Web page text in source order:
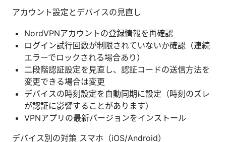
アカウント設定とデバイスの見直し
NordVPNアカウントの登録情報を再確認
ログイン試行回数が制限されていないか確認（連続
エラーでロックされる場合あり）
二段階認証設定を見直し、認証コードの送信方法を
変更できる場合は変更
デバイスの時刻設定を自動同期に設定（時刻のズレ
が認証に影響することがあります）
VPNアプリの最新バージョンをインストール
デバイス別の対策 スマホ（iOS/Android）